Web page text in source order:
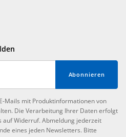
Abonnieren
Mails mit Produktinformationen von
Die Verarbeitung Ihrer Daten erfolgt
auf Widerruf. Abmeldung jederzeit
eines jeden Newsletters. Bitte